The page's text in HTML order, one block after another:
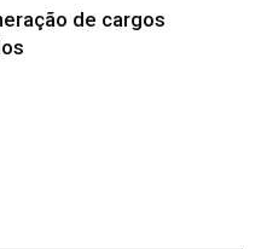
de cargos